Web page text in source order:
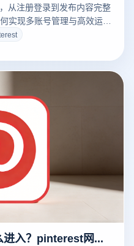
从注册登录到发布内容完整
实现多账号管理与高效运
升Pinterest推广效率。
pinterest网页版网站怎么进入？pinterest网页版怎么登录？